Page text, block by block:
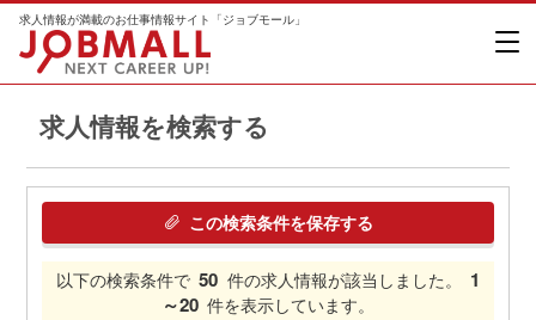
求人情報が満載のお仕事情報サイト「ジョブモール」
求人情報を検索する
この検索条件を保存する
以下の検索条件で 50 件の求人情報が該当しました。
1
～20 件を表示しています。